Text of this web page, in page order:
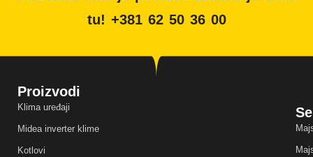
tu! +381 62 50 36 00
Proizvodi
Klima uređaji
Midea inverter klime
Kotlovi